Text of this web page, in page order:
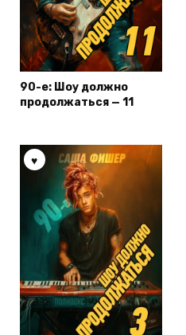
90-е: Шоу должно
продолжаться — 11